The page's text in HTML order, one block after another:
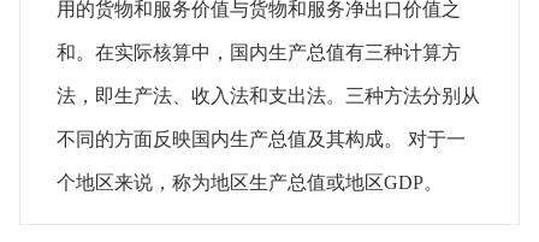
用的货物和服务价值与货物和服务净出口价值之
和。在实际核算中，国内生产总值有三种计算方
法，即生产法、收入法和支出法。三种方法分别从
不同的方面反映国内生产总值及其构成。 对于一
个地区来说，称为地区生产总值或地区GDP。